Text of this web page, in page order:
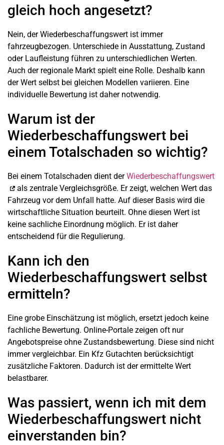
gleich hoch angesetzt?
Nein, der Wiederbeschaffungswert ist immer
fahrzeugbezogen. Unterschiede in Ausstattung, Zustand
oder Laufleistung führen zu unterschiedlichen Werten.
Auch der regionale Markt spielt eine Rolle. Deshalb kann
der Wert selbst bei gleichen Modellen variieren. Eine
individuelle Bewertung ist daher notwendig.
Warum ist der
Wiederbeschaffungswert bei
einem Totalschaden so wichtig?
Bei einem Totalschaden dient derWiederbeschaffungswert
als zentrale Vergleichsgröße. Er zeigt, welchen Wert das
Fahrzeug vor dem Unfall hatte. Auf dieser Basis wird die
wirtschaftliche Situation beurteilt. Ohne diesen Wert ist
keine sachliche Einordnung möglich. Er ist daher
entscheidend für die Regulierung.
Kann ich den
Wiederbeschaffungswert selbst
ermitteln?
Eine grobe Einschätzung ist möglich, ersetzt jedoch keine
fachliche Bewertung. Online-Portale zeigen oft nur
Angebotspreise ohne Zustandsbewertung. Diese sind nicht
immer vergleichbar. Ein Kfz Gutachten berücksichtigt
zusätzliche Faktoren. Dadurch ist der ermittelte Wert
belastbarer.
Was passiert, wenn ich mit dem
Wiederbeschaffungswert nicht
einverstanden bin?